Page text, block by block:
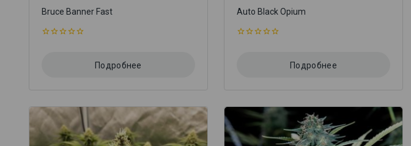
Bruce Banner Fast
Подробнее
Auto Black Opium
Подробнее